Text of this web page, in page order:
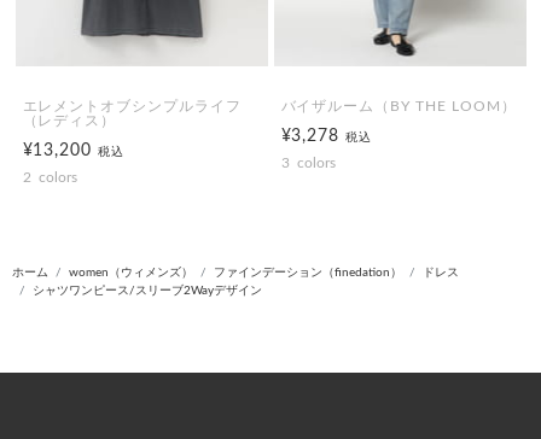
エレメントオブシンプルライフ
（レディス）
¥13,200税込
2 colors
バイザルーム（BY THE LOOM）
¥3,278税込
3 colors
ホーム women（ウィメンズ） ファインデーション（finedation）
ドレス
シャツワンピース/スリーブ2Wayデザイン